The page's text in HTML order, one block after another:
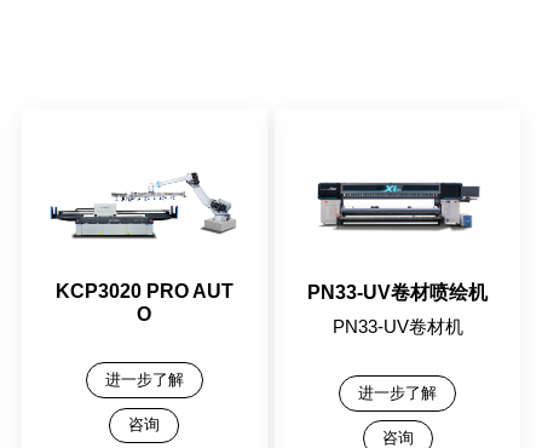
KCP3020 PRO AUT
O
进一步了解
咨询
PN33-UV卷材喷绘机
PN33-UV卷材机
进一步了解
咨询